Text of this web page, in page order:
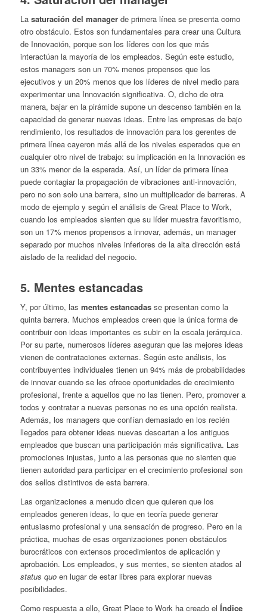
La saturación del managerde primera línea se presenta como
otro obstáculo. Estos son fundamentales para crear una Cultura
de Innovación, porque son los líderes con los que más
interactúan la mayoría de los empleados. Según este estudio,
estos managers son un 70% menos propensos que los
ejecutivos y un 20% menos que los líderes de nivel medio para
experimentar una Innovación significativa. O, dicho de otra
manera, bajar en la pirámide supone un descenso también en la
capacidad de generar nuevas ideas. Entre las empresas de bajo
rendimiento, los resultados de innovación para los gerentes de
primera línea cayeron más allá de los niveles esperados que en
cualquier otro nivel de trabajo: su implicación en la Innovación es
un 33% menor de la esperada. Así, un líder de primera línea
puede contagiar la propagación de vibraciones anti-innovación,
pero no son solo una barrera, sino un multiplicador de barreras. A
modo de ejemplo y según el análisis de Great Place to Work,
cuando los empleados sienten que su líder muestra favoritismo,
son un 17% menos propensos a innovar, además, un manager
separado por muchos niveles inferiores de la alta dirección está
aislado de la realidad del negocio.
5. Mentes estancadas
Y, por último, las mentes estancadasse presentan como la
quinta barrera. Muchos empleados creen que la única forma de
contribuir con ideas importantes es subir en la escala jerárquica.
Por su parte, numerosos líderes aseguran que las mejores ideas
vienen de contrataciones externas. Según este análisis, los
contribuyentes individuales tienen un 94% más de probabilidades
de innovar cuando se les ofrece oportunidades de crecimiento
profesional, frente a aquellos que no las tienen. Pero, promover a
todos y contratar a nuevas personas no es una opción realista.
Además, los managers que confían demasiado en los recién
llegados para obtener ideas nuevas descartan a los antiguos
empleados que buscan una participación más significativa. Las
promociones injustas, junto a las personas que no sienten que
tienen autoridad para participar en el crecimiento profesional son
dos sellos distintivos de esta barrera.
Las organizaciones a menudo dicen que quieren que los
empleados generen ideas, lo que en teoría puede generar
entusiasmo profesional y una sensación de progreso. Pero en la
práctica, muchas de esas organizaciones ponen obstáculos
burocráticos con extensos procedimientos de aplicación y
aprobación. Los empleados, y sus mentes, se sienten atados al
status quoen lugar de estar libres para explorar nuevas
posibilidades.
Como respuesta a ello, Great Place to Work ha creado el Índice